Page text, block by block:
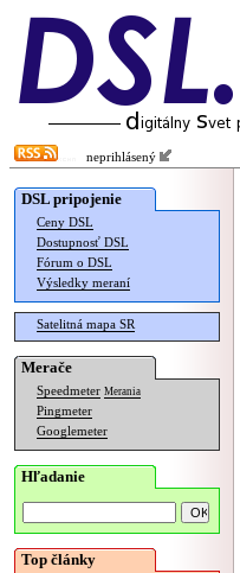
neprihlásený
DSL pripojenie
Ceny DSL
Dostupnosť DSL
Fórum o DSL
Výsledky meraní
Satelitná mapa SR
Merače
Speedmeter Merania
Pingmeter
Googlemeter
Hľadanie
Top články